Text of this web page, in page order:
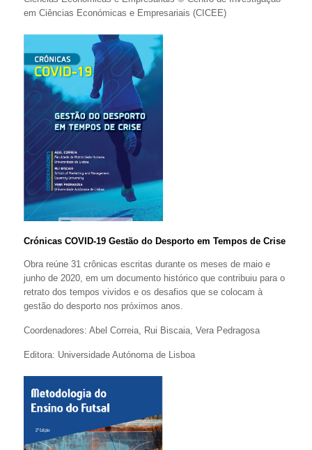
em Ciências Económicas e Empresariais (CICEE)
Crónicas COVID-19 Gestão do Desporto em Tempos de Crise
Obra reúne 31 crônicas escritas durante os meses de maio e
junho de 2020, em um documento histórico que contribuiu para o
retrato dos tempos vividos e os desafios que se colocam à
gestão do desporto nos próximos anos.
Coordenadores: Abel Correia, Rui Biscaia, Vera Pedragosa
Editora: Universidade Autónoma de Lisboa